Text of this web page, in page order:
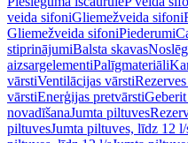
veida sifoniGliemežveida sifoni
Gliemežveida sifoniPiederumi
stiprinājumiBalsta skavas
aizsargelementiPalīgmateriāli
vārstiVentilācijas vārsti
vārstiEnerģijas pretvārsti
novadīšanaJumta piltuves
piltuvesJumta piltuves, līdz 12 l/